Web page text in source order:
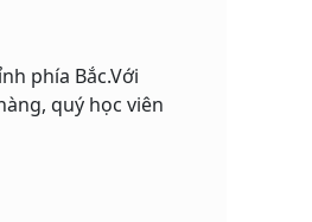
phía Bắc.Với
quý học viên